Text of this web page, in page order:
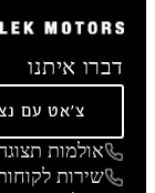
דברו איתנו
צ'אט עם נציג
אולמות תצוגה
שירות לקוחות